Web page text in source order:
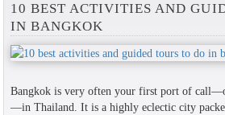
10 BEST ACTIVITIES AND
IN BANGKOK
Bangkok is very often your first port of
—in Thailand. It is a highly eclectic city